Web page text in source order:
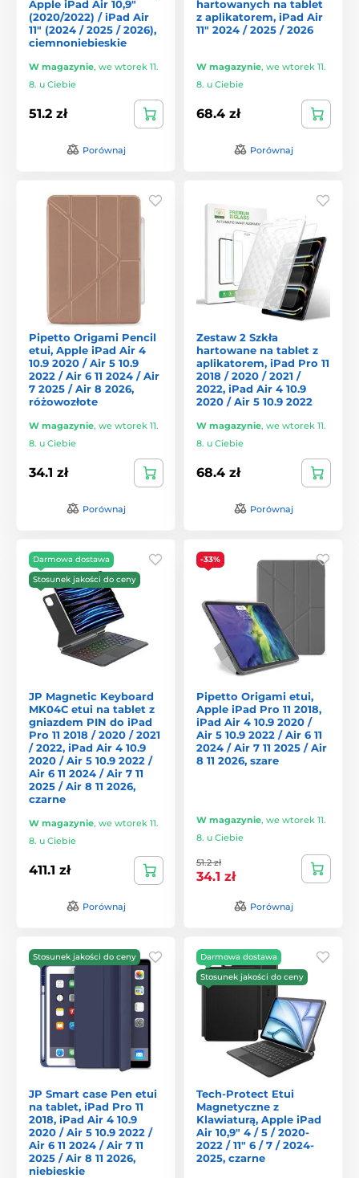
Apple iPad Air 10,9"
(2020/2022) / iPad Air
11" (2024 / 2025 / 2026),
ciemnoniebieskie
W magazynie, we wtorek 11.
8. u Ciebie
51.2 zł
Porównaj
hartowanych na tablet
z aplikatorem, iPad Air
11" 2024 / 2025 / 2026
W magazynie, we wtorek 11.
8. u Ciebie
68.4 zł
Porównaj
Pipetto Origami Pencil
etui, Apple iPad Air 4
10.9 2020 / Air 5 10.9
2022 / Air 6 11 2024 / Air
7 2025 / Air 8 2026,
różowozłote
W magazynie, we wtorek 11.
8. u Ciebie
34.1 zł
Porównaj
Zestaw 2 Szkła
hartowane na tablet z
aplikatorem, iPad Pro 11
2018 / 2020 / 2021 /
2022, iPad Air 4 10.9
2020 / Air 5 10.9 2022
W magazynie, we wtorek 11.
8. u Ciebie
68.4 zł
Porównaj
Darmowa dostawa
Stosunek jakości do ceny
JP Magnetic Keyboard
MK04C etui na tablet z
gniazdem PIN do iPad
Pro 11 2018 / 2020 / 2021
/ 2022, iPad Air 4 10.9
2020 / Air 5 10.9 2022 /
Air 6 11 2024 / Air 7 11
2025 / Air 8 11 2026,
czarne
W magazynie, we wtorek 11.
8. u Ciebie
411.1 zł
Porównaj
-33%
Pipetto Origami etui,
Apple iPad Pro 11 2018,
iPad Air 4 10.9 2020 /
Air 5 10.9 2022 / Air 6 11
2024 / Air 7 11 2025 / Air
8 11 2026, szare
W magazynie, we wtorek 11.
8. u Ciebie
51.2 zł
34.1 zł
Porównaj
Stosunek jakości do ceny
JP Smart case Pen etui
na tablet, iPad Pro 11
2018, iPad Air 4 10.9
2020 / Air 5 10.9 2022 /
Air 6 11 2024 / Air 7 11
2025 / Air 8 11 2026,
niebieskie
Darmowa dostawa
Stosunek jakości do ceny
Tech-Protect Etui
Magnetyczne z
Klawiaturą, Apple iPad
Air 10,9" 4 / 5 / 2020-
2022 / 11" 6 / 7 / 2024-
2025, czarne